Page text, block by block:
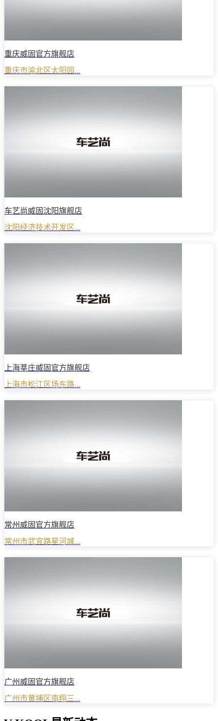
重庆威固官方旗舰店
重庆市渝北区太阳园...
车艺尚威固沈阳旗舰店
沈阳经济技术开发区...
上海莘庄威固官方旗舰店
上海市松江区场东路...
常州威固官方旗舰店
常州市武宜路星河城...
广州威固官方旗舰店
广州市黄埔区南翔三...